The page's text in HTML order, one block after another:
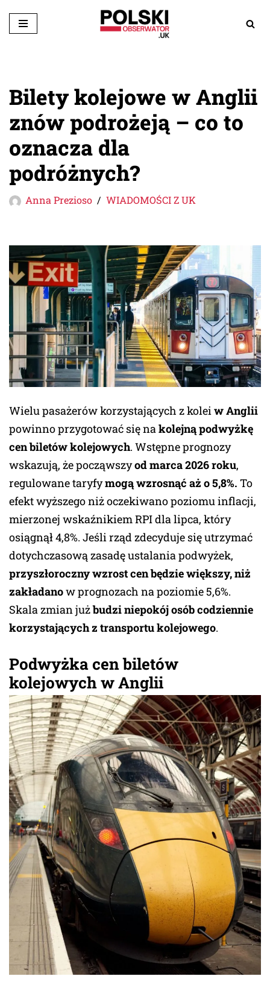
Przejdź
Bilety kolejowe w Anglii
znów podrożeją – co to
oznacza dla
podróżnych?
Anna Prezioso WIADOMOŚCI Z UK
Wielu pasażerów korzystających z koleiw Anglii
powinno przygotować się nakolejną podwyżkę
cen biletów kolejowych. Wstępne prognozy
wskazują, że począwszyod marca 2026 roku,
regulowane taryfymogą wzrosnąć aż o 5,8%. To
efekt wyższego niż oczekiwano poziomu inflacji,
mierzonej wskaźnikiem RPI dla lipca, który
osiągnął 4,8%. Jeśli rząd zdecyduje się utrzymać
dotychczasową zasadę ustalania podwyżek,
przyszłoroczny wzrost cen będzie większy, niż
zakładanow prognozach na poziomie 5,6%.
Skala zmian jużbudzi niepokój osób codziennie
korzystających z transportu kolejowego.
Podwyżka cen biletów
kolejowych w Anglii